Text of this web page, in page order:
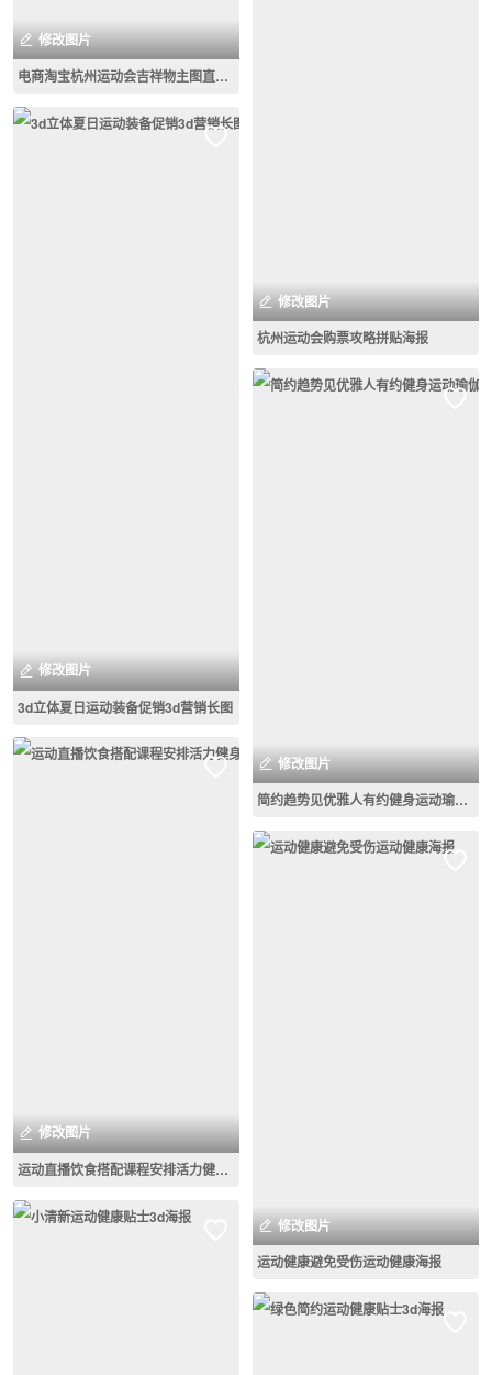
修改图片
电商淘宝杭州运动会吉祥物主图直通车
修改图片
3d立体夏日运动装备促销3d营销长图
修改图片
运动直播饮食搭配课程安排活力健身3d宣传海报
修改图片
杭州运动会购票攻略拼贴海报
修改图片
简约趋势见优雅人有约健身运动瑜伽团课促销海报
修改图片
运动健康避免受伤运动健康海报